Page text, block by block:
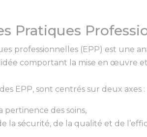
Pratiques
professionnelles (EPP) est une
comportant la mise en œuvre et
EPP, sont centrés sur deux axes :
pertinence des soins,
la sécurité, de la qualité et de